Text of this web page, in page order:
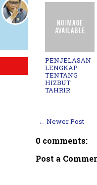
PENJELASAN
LENGKAP
TENTANG
HIZBUT
TAHRIR
← Newer Post
0 comments:
Post a